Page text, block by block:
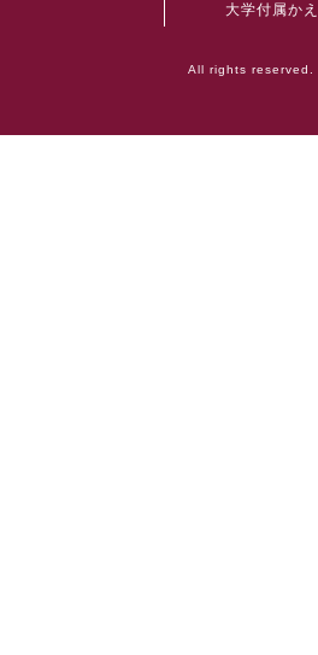
大学付属か
All rights reserved.